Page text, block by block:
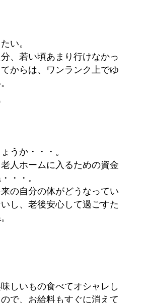
い。
、若い頃あまり行けなかっ
からは、ワンランク上でゆ
うか・・・。
人ホームに入るための資金
・・。
の自分の体がどうなってい
し、老後安心して過ごすた
しいもの食べてオシャレし
で、お給料もすぐに消えて